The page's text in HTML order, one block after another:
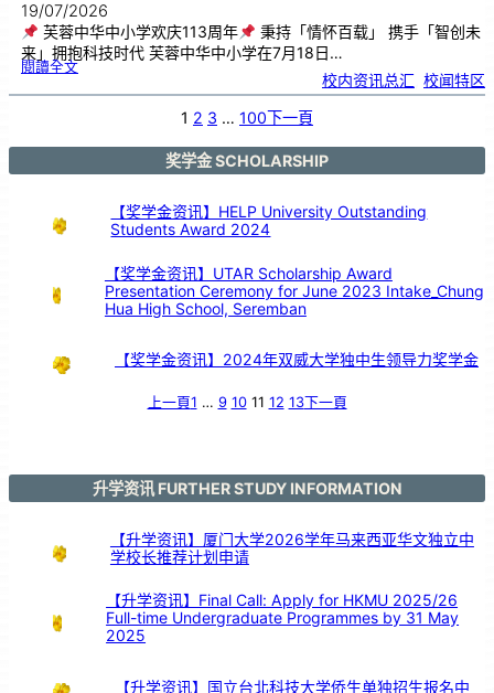
19/07/2026
芙蓉中华中小学欢庆113周年
秉持「情怀百载」 携手「智创未
来」拥抱科技时代 芙蓉中华中小学在7月18日…
閱讀全文:芙
华
1
1
年
校内资讯总汇 校闻特区
1 2 3 … 100下一頁
奖学金 SCHOLARSHIP
【奖学金资讯】HELP University Outstanding
Students Award 2024
【奖学金资讯】UTAR Scholarship Award
Presentation Ceremony for June 2023 Intake_Chung
Hua High School, Seremban
【奖学金资讯】2024年双威大学独中生领导力奖学金
上一頁1 … 9 10 11 12 13下一頁
升学资讯 FURTHER STUDY INFORMATION
【升学资讯】厦门大学2026学年马来西亚华文独立中
学校长推荐计划申请
【升学资讯】Final Call: Apply for HKMU 2025/26
Full-time Undergraduate Programmes by 31 May
2025
【升学资讯】国立台北科技大学侨生单独招生报名中